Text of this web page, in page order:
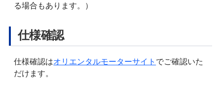
る場合もあります。）
仕様確認
仕様確認はオリエンタルモーターサイト でご確認いた
だけます。